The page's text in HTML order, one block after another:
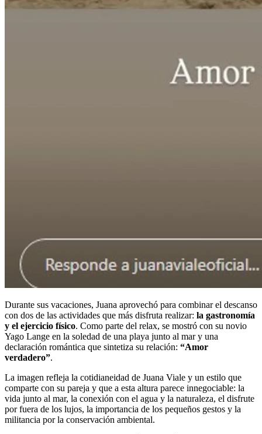
Durante sus vacaciones, Juana aprovechó para combinar el descanso
con dos de las actividades que más disfruta realizar: la gastronomía
y el ejercicio físico. Como parte del relax, se mostró con su novio
Yago Lange en la soledad de una playa junto al mar y una
declaración romántica que sintetiza su relación: “Amor
verdadero”.
La imagen refleja la cotidianeidad de Juana Viale y un estilo que
comparte con su pareja y que a esta altura parece innegociable: la
vida junto al mar, la conexión con el agua y la naturaleza, el disfrute
por fuera de los lujos, la importancia de los pequeños gestos y la
militancia por la conservación ambiental.